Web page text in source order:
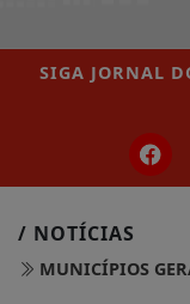
SIGA JORNAL
/ NOTÍCIAS
MUNICÍPIOS